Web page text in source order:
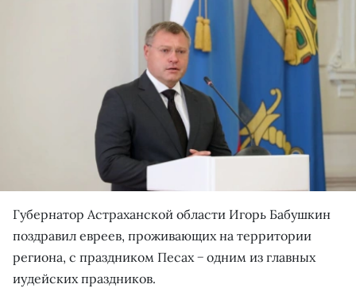
Губернатор Астраханской области Игорь Бабушкин
поздравил евреев, проживающих на территории
региона, с праздником Песах − одним из главных
иудейских праздников.